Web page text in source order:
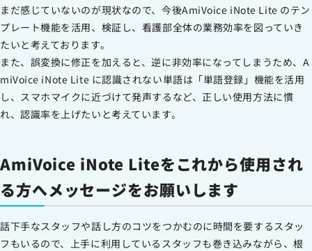
まだ感じていないのが現状なので、今後AmiVoice iNote Lite のテン
プレート機能を活用、検証し、看護部全体の業務効率を図っていき
たいと考えております。
また、誤変換に修正を加えると、逆に非効率になってしまうため、A
miVoice iNote Lite に認識されない単語は「単語登録」機能を活用
し、スマホマイクに近づけて発声するなど、正しい使用方法に慣
れ、認識率を上げたいと考えています。
AmiVoice iNote Liteをこれから使用され
る方へメッセージをお願いします
話下手なスタッフや話し方のコツをつかむのに時間を要するスタッ
フもいるので、上手に利用しているスタッフも巻き込みながら、根